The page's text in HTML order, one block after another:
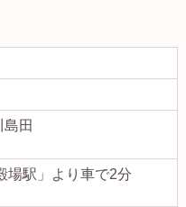
田
場駅」より車で2分